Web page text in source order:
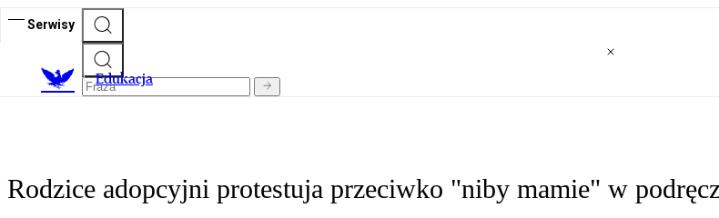
Serwisy
Edukacja
Rodzice adopcyjni protestuja przeciwko "niby mamie" w